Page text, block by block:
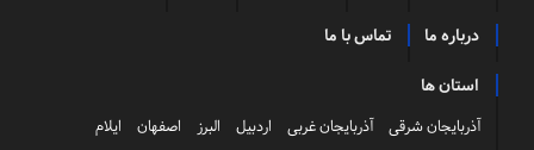
درباره ما تماس با ما
استان ها
آذربایجان شرقی آذربایجان غربی اردبیل البرز اصفهان
ایلام